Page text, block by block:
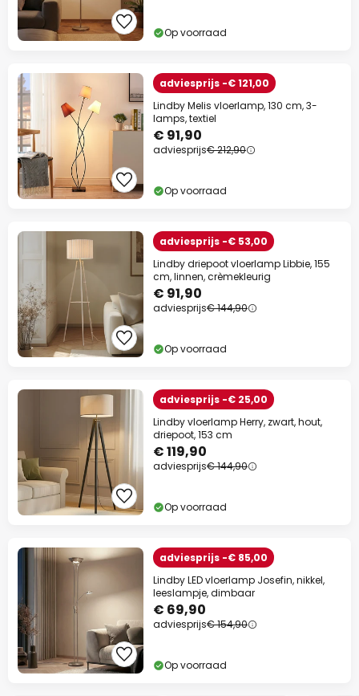
Op voorraad
adviesprijs -€ 121,00
Lindby Melis vloerlamp, 130 cm, 3-
lamps, textiel
€ 91,90
adviesprijs€ 212,90
Op voorraad
adviesprijs -€ 53,00
Lindby driepoot vloerlamp Libbie, 155
cm, linnen, crèmekleurig
€ 91,90
adviesprijs€ 144,90
Op voorraad
adviesprijs -€ 25,00
Lindby vloerlamp Herry, zwart, hout,
driepoot, 153 cm
€ 119,90
adviesprijs€ 144,90
Op voorraad
adviesprijs -€ 85,00
Lindby LED vloerlamp Josefin, nikkel,
leeslampje, dimbaar
€ 69,90
adviesprijs€ 154,90
Op voorraad